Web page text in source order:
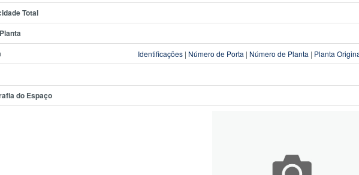
Total
Identificações | Número de Porta | Número de Planta | Planta
do Espaço